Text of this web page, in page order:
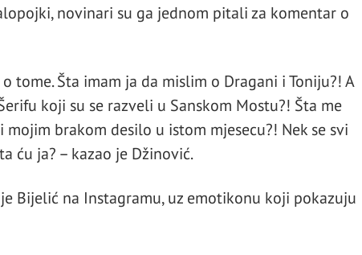
novinari su ga jednom pitali za komentar o
tome. Šta imam ja da mislim o Dragani i Toniju?! A
koji su se razveli u Sanskom Mostu?! Šta me
brakom desilo u istom mjesecu?! Nek se svi
ću ja? – kazao je Džinović.
Bijelić na Instagramu, uz emotikonu koji pokazuju